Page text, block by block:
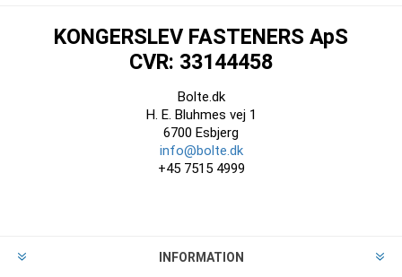
KONGERSLEV FASTENERS ApS
CVR: 33144458
Bolte.dk
H. E. Bluhmes vej 1
6700 Esbjerg
info@bolte.dk
+45 7515 4999
INFORMATION